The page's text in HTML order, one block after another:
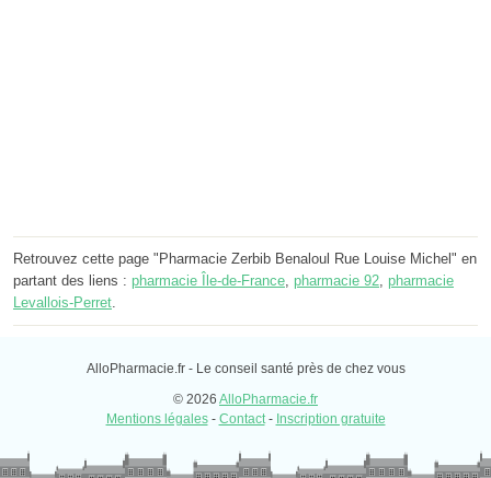
Retrouvez cette page "Pharmacie Zerbib Benaloul Rue Louise Michel" en
partant des liens : pharmacie Île-de-France pharmacie 92 pharmacie
Levallois-Perret
AlloPharmacie.fr - Le conseil santé près de chez vous
© 2026 AlloPharmacie.fr
Mentions légales- Contact- Inscription gratuite